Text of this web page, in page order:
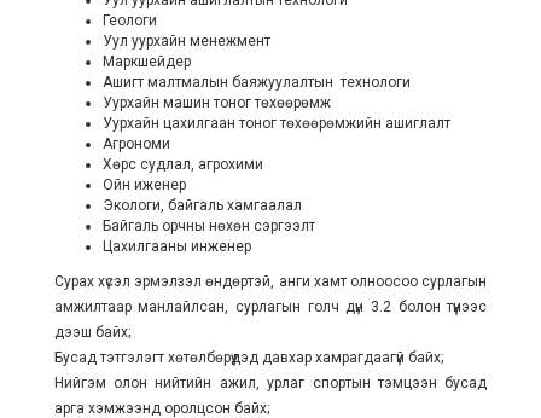
Геологи
Уул уурхайн менежмент
Маркшейдер
Ашигт малтмалын баяжуулалтын технологи
Уурхайн машин тоног төхөөрөмж
Уурхайн цахилгаан тоног төхөөрөмжийн ашиглалт
Агрономи
Хөрс судлал, агрохими
Ойн иженер
Экологи, байгаль хамгаалал
Байгаль орчны нөхөн сэргээлт
Цахилгааны инженер
Сурах хүсэл эрмэлзэл өндөртэй, анги хамт олноосоо сурлагын
амжилтаар манлайлсан, сурлагын голч дүн 3.2 болон түүнээс
дээш байх;
Бусад тэтгэлэгт хөтөлбөрүүдэд давхар хамрагдаагүй байх;
Нийгэм олон нийтийн ажил, урлаг спортын тэмцээн бусад
арга хэмжээнд оролцсон байх;